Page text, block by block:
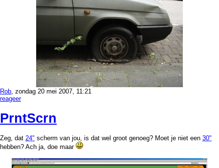
Rob , zondag 20 mei 2007, 11:21
reageer
PrntScrn
Zeg, dat 24" scherm van jou, is dat wel groot genoeg? Moet je niet een 30"
hebben? Ach ja, doe maar